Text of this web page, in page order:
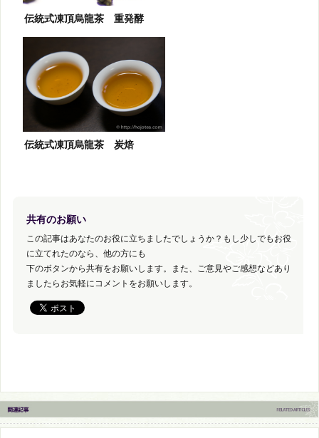
伝統式凍頂烏龍茶 重発酵
伝統式凍頂烏龍茶 炭焙
共有のお願い
この記事はあなたのお役に立ちましたでしょうか？もし少しでもお役
に立てれたのなら、他の方にも
下のボタンから共有をお願いします。また、ご意見やご感想などあり
ましたらお気軽にコメントをお願いします。